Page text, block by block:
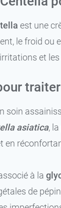
est une
le froid ou
et
soin
asiatica,
en
à la
de